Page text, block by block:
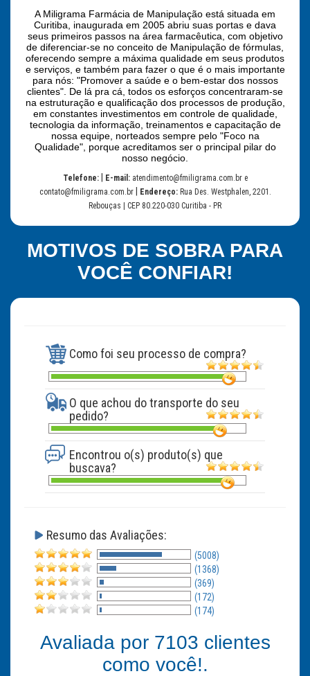
A Miligrama Farmácia de Manipulação está situada em
Curitiba, inaugurada em 2005 abriu suas portas e dava
seus primeiros passos na área farmacêutica, com objetivo
de diferenciar-se no conceito de Manipulação de fórmulas,
oferecendo sempre a máxima qualidade em seus produtos
e serviços, e também para fazer o que é o mais importante
para nós: "Promover a saúde e o bem-estar dos nossos
clientes". De lá pra cá, todos os esforços concentraram-se
na estruturação e qualificação dos processos de produção,
em constantes investimentos em controle de qualidade,
tecnologia da informação, treinamentos e capacitação de
nossa equipe, norteados sempre pelo "Foco na
Qualidade", porque acreditamos ser o principal pilar do
nosso negócio.
Telefone: E-mail:atendimento@fmiligrama.com.br e
contato@fmiligrama.com.br
Endereço: Rua Des. Westphalen, 2201.
Rebouças | CEP 80.220-030 Curitiba - PR
MOTIVOS DE SOBRA PARA
VOCÊ CONFIAR!
Como foi seu processo de compra?
O que achou do transporte do seu
pedido?
Encontrou o(s) produto(s) que
buscava?
Resumo das Avaliações:
(5008)
(1368)
(369)
(172)
(174)
Avaliada por 7103 clientes
como você!.